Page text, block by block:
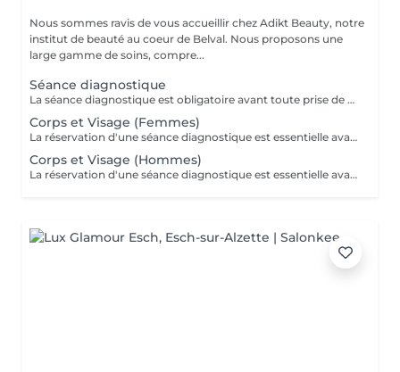
Nous sommes ravis de vous accueillir chez Adikt Beauty, notre
institut de beauté au coeur de Belval. Nous proposons une
large gamme de soins, compre...
Séance diagnostique
La séance diagnostique est obligatoire avant toute prise de rendez-vous concernant le laser. Elle définira si vous êtes éligible à réaliser des séances de laser.
Corps et Visage (Femmes)
La réservation d'une séance diagnostique est essentielle avant toute prise de rendez-vous pour le laser.
Corps et Visage (Hommes)
La réservation d'une séance diagnostique est essentielle avant toute prise de rendez-vous pour le laser.